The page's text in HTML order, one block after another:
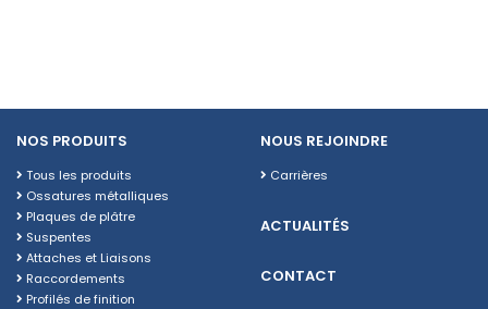
NOS PRODUITS
Tous les produits
Ossatures métalliques
Plaques de plâtre
Suspentes
Attaches et Liaisons
Raccordements
Profilés de finition
NOUS REJOINDRE
Carrières
ACTUALITÉS
CONTACT